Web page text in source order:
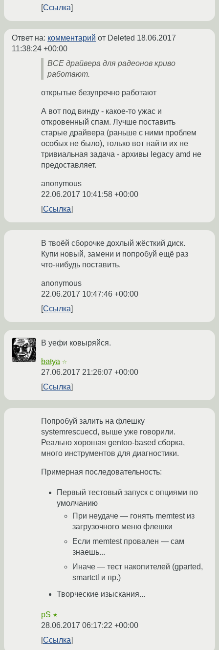
Ссылка
Ответ на: комментарий от Deleted 18.06.2017
11:38:24 +00:00
ВСЕ драйвера для радеонов криво
работают.
открытые безупречно работают
А вот под винду - какое-то ужас и
откровенный спам. Лучше поставить
старые драйвера (раньше с ними проблем
особых не было), только вот найти их не
тривиальная задача - архивы legacy amd не
предоставляет.
anonymous
22.06.2017 10:41:58 +00:00
Ссылка
В твоёй сборочке дохлый жёсткий диск.
Купи новый, замени и попробуй ещё раз
что-нибудь поставить.
anonymous
22.06.2017 10:47:46 +00:00
Ссылка
В уефи ковыряйся.
batya ☆
27.06.2017 21:26:07 +00:00
Ссылка
Попробуй залить на флешку
systemrescuecd, выше уже говорили.
Реально хорошая gentoo-based сборка,
много инструментов для диагностики.
Примерная последовательность:
Первый тестовый запуск с опциями по
умолчанию
При неудаче — гонять memtest из
загрузочного меню флешки
Если memtest провален — сам
знаешь...
Иначе — тест накопителей (gparted,
smartctl и пр.)
Творческие изыскания...
pS ★
28.06.2017 06:17:22 +00:00
Ссылка